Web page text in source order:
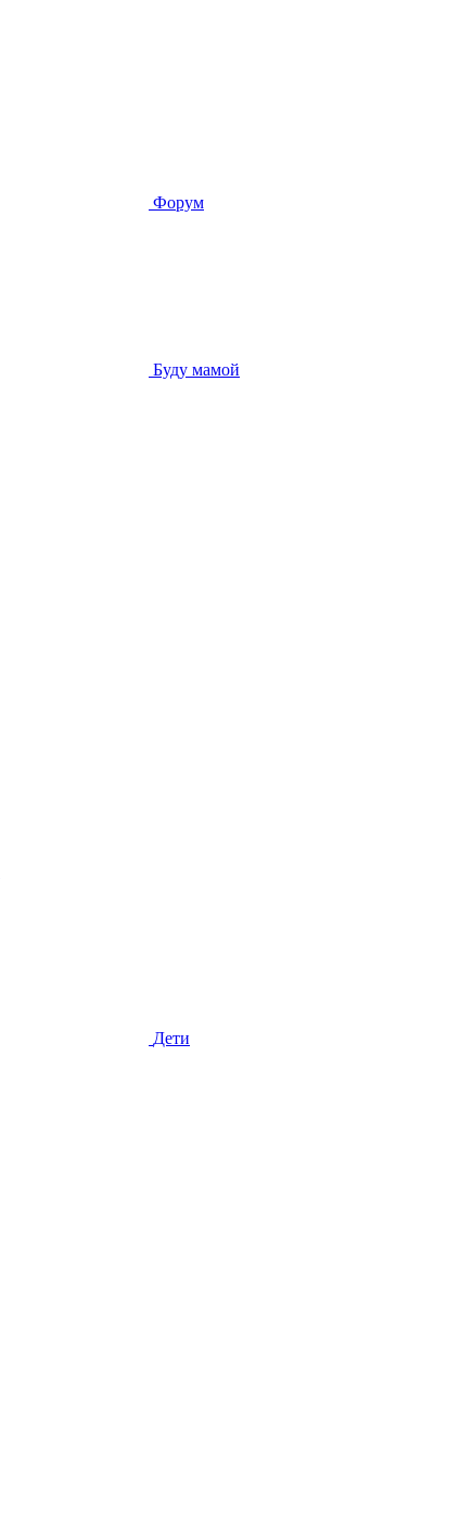
Форум
Буду мамой
Дети